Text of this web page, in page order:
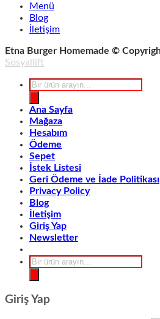
Menü
Blog
İletişim
Etna Burger Homemade ©
Sosyallift
Products
search
Ana Sayfa
Mağaza
Hesabım
Ödeme
Sepet
İstek Listesi
Geri Ödeme ve İade Politikası
Privacy Policy
Blog
İletişim
Giriş Yap
Newsletter
Products
search
Giriş Yap